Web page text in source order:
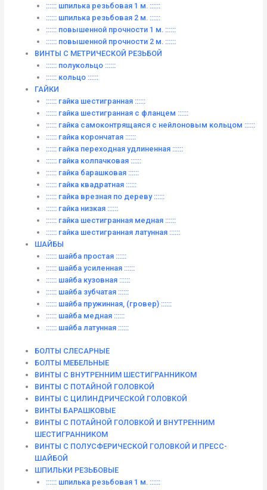
:::::: шпилька резьбовая 1 м. ::::::
:::::: шпилька резьбовая 2 м. ::::::
:::::: повышенной прочности 1 м. ::::::
:::::: повышенной прочности 2 м. ::::::
ВИНТЫ C МЕТРИЧЕСКОЙ РЕЗЬБОЙ
:::::: полукольцо ::::::
:::::: кольцо ::::::
ГАЙКИ
:::::: гайка шестигранная ::::::
:::::: гайка шестигранная с фланцем ::::::
:::::: гайка самоконтрящаяся с нейлоновым кольцом ::::::
:::::: гайка корончатая ::::::
:::::: гайка переходная удлиненная ::::::
:::::: гайка колпачковая ::::::
:::::: гайка барашковая ::::::
:::::: гайка квадратная ::::::
:::::: гайка врезная по дереву ::::::
:::::: гайка низкая ::::::
:::::: гайка шестигранная медная ::::::
:::::: гайка шестигранная латунная ::::::
ШАЙБЫ
:::::: шайба простая ::::::
:::::: шайба усиленная ::::::
:::::: шайба кузовная ::::::
:::::: шайба зубчатая ::::::
:::::: шайба пружинная, (гровер) ::::::
:::::: шайба медная ::::::
:::::: шайба латунная ::::::
БОЛТЫ СЛЕСАРНЫЕ
БОЛТЫ МЕБЕЛЬНЫЕ
ВИНТЫ С ВНУТРЕННИМ ШЕСТИГРАННИКОМ
ВИНТЫ С ПОТАЙНОЙ ГОЛОВКОЙ
ВИНТЫ С ЦИЛИНДРИЧЕСКОЙ ГОЛОВКОЙ
ВИНТЫ БАРАШКОВЫЕ
ВИНТЫ С ПОТАЙНОЙ ГОЛОВКОЙ И ВНУТРЕННИМ
ШЕСТИГРАННИКОМ
ВИНТЫ С ПОЛУСФЕРИЧЕСКОЙ ГОЛОВКОЙ И ПРЕСС-
ШАЙБОЙ
ШПИЛЬКИ РЕЗЬБОВЫЕ
:::::: шпилька резьбовая 1 м. ::::::